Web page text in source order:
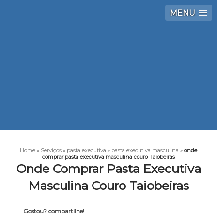
MENU
Home » Serviços » pasta executiva » pasta executiva masculina » onde
comprar pasta executiva masculina couro Taiobeiras
Onde Comprar Pasta Executiva
Masculina Couro Taiobeiras
Gostou? compartilhe!